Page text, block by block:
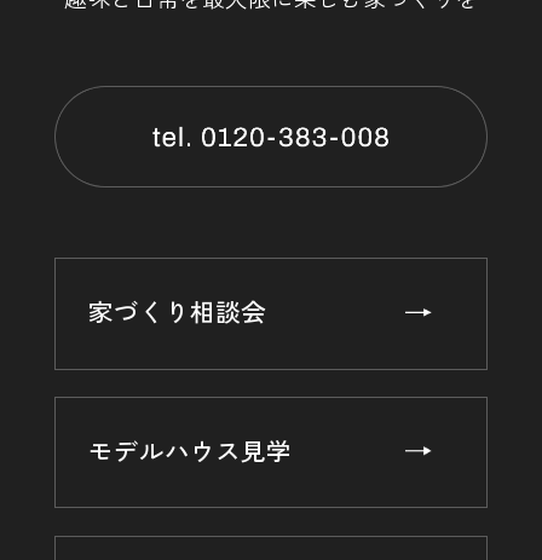
ア，購入した商品，閲覧したページや広告の履歴，検索した
検索キーワード，利用日時，利用方法，利用環境（携帯端末
を通じてご利用の場合の当該端末の通信状態，利用に際して
の各種設定情報なども含みます），IPアドレス，クッキー情
報，位置情報，端末の個体識別情報などの履歴情報および特
第３条（個人情報を収集・利用する目的）
閲覧を行っていただくために，氏名，住所，連絡先，支払方
法などの登録情報，利用されたサービスや購入された商品，
家づくり相談会
モデルハウス見学